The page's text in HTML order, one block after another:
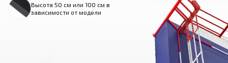
Высота 50 см или 100 см в
зависимости от модели